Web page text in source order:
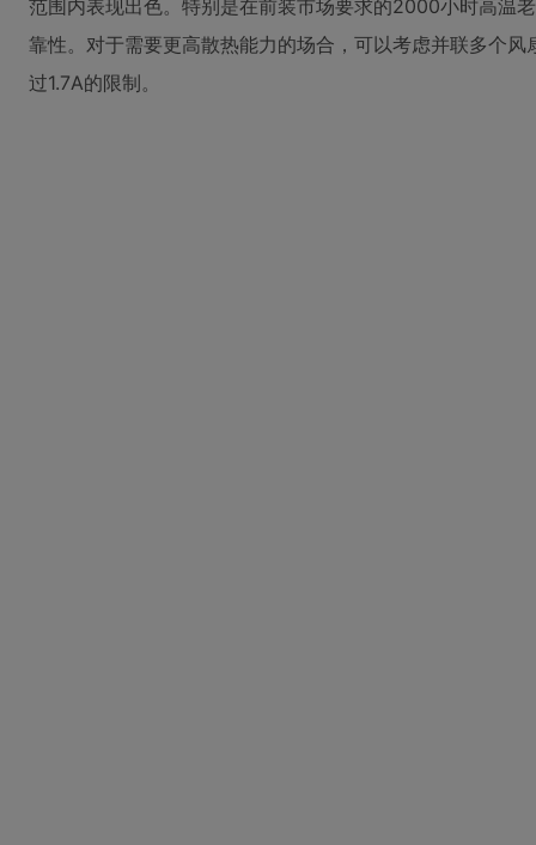
范围内表现出色。特别是在前装市场要求的2000小时高温
靠性。对于需要更高散热能力的场合，可以考虑并联多个
过1.7A的限制。